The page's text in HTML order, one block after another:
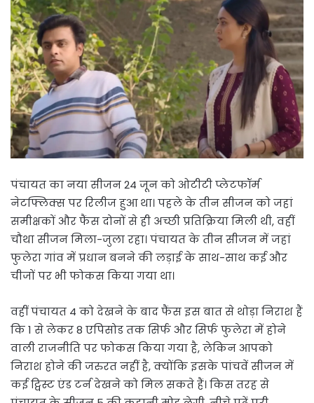
पंचायत का नया सीजन 24 जून को ओटीटी प्लेटफॉर्म
नेटफ्लिक्स पर रिलीज हुआ था। पहले के तीन सीजन को जहां
समीक्षकों और फैंस दोनों से ही अच्छी प्रतिक्रिया मिली थी, वहीं
चौथा सीजन मिला-जुला रहा। पंचायत के तीन सीजन में जहां
फुलेरा गांव में प्रधान बनने की लड़ाई के साथ-साथ कई और
चीजों पर भी फोकस किया गया था।
वहीं पंचायत 4 को देखने के बाद फैंस इस बात से थोड़ा निराश हैं
कि 1 से लेकर 8 एपिसोड तक सिर्फ और सिर्फ फुलेरा में होने
वाली राजनीति पर फोकस किया गया है, लेकिन आपको
निराश होने की जरुरत नहीं है, क्योंकि इसके पांचवें सीजन में
कई ट्विस्ट एंड टर्न देखने को मिल सकते हैं। किस तरह से